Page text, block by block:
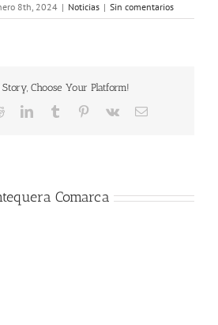
8th, 2024 | Noticias | Sin comentarios
Choose Your Platform!
RedditLinkedInTumblr Pinterest
Vk
Correo
Comarca